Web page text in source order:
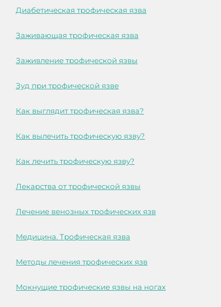
Диабетическая трофическая язва
Заживающая трофическая язва
Заживление трофической язвы
Зуд при трофической язве
Как выглядит трофическая язва?
Как вылечить трофическую язву?
Как лечить трофическую язву?
Лекарства от трофической язвы
Лечение венозных трофических язв
Медицина. Трофическая язва
Методы лечения трофических язв
Мокнущие трофические язвы на ногах